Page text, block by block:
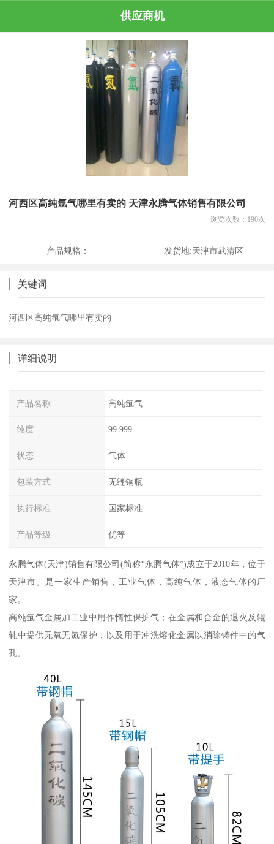
供应商机
河西区高纯氩气哪里有卖的 天津永腾气体销售有限公司
浏览次数： 190次
产品规格： 发货地:天津市武清区
关键词
河西区高纯氩气哪里有卖的
详细说明
产品名称 高纯氩气
纯度 99.999
状态 气体
包装方式 无缝钢瓶
执行标准 国家标准
产品等级 优等
永腾气体(天津)销售有限公司(简称“永腾气体”)成立于2010年，位于
天津市。是一家生产销售，工业气体，高纯气体，液态气体的厂
家。
高纯氩气金属加工业中用作惰性保护气；在金属和合金的退火及辊
轧中提供无氧无氮保护；以及用于冲洗熔化金属以消除铸件中的气
孔。